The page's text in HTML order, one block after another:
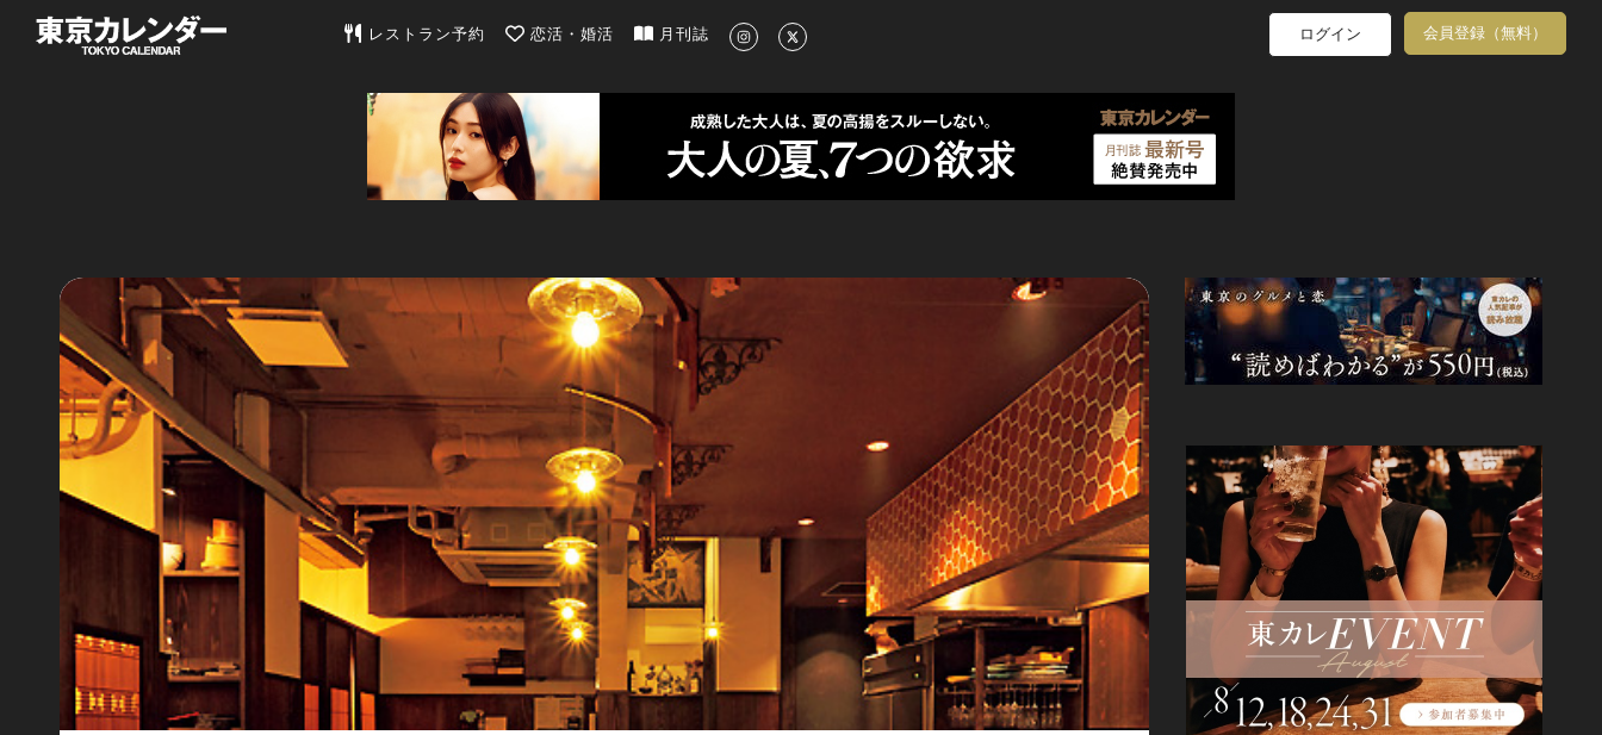
東京カレンダー | 最新のグルメ、洗練されたライフスタイル情報
レストラン予約 恋活・婚活 月刊誌 ログイン 会員登録（無料）